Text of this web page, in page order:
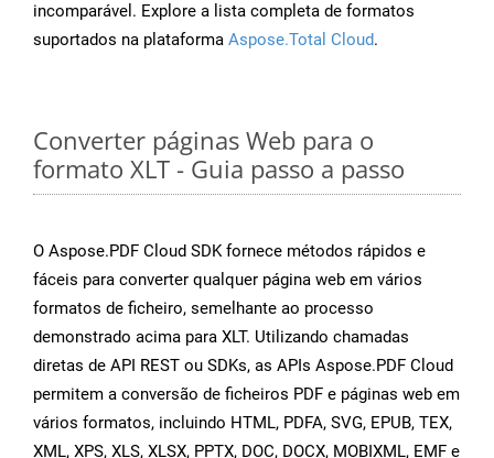
incomparável. Explore a lista completa de formatos
suportados na plataforma Aspose.Total Cloud.
Converter páginas Web para o
formato XLT - Guia passo a passo
O Aspose.PDF Cloud SDK fornece métodos rápidos e
fáceis para converter qualquer página web em vários
formatos de ficheiro, semelhante ao processo
demonstrado acima para XLT. Utilizando chamadas
diretas de API REST ou SDKs, as APIs Aspose.PDF Cloud
permitem a conversão de ficheiros PDF e páginas web em
vários formatos, incluindo HTML, PDFA, SVG, EPUB, TEX,
XML, XPS, XLS, XLSX, PPTX, DOC, DOCX, MOBIXML, EMF e